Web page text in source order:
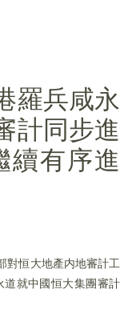
羅兵咸永
計同步進
續有序進
對恒大地產内地審計工
道就中國恒大集團審計